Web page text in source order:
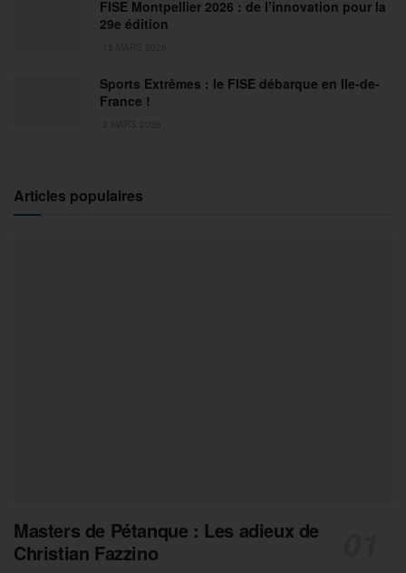
FISE Montpellier 2026 : de l’innovation pour la
29e édition
Sports Extrêmes : le FISE débarque en Ile-de-
France !
Articles populaires
Masters de Pétanque : Les adieux de
Christian Fazzino